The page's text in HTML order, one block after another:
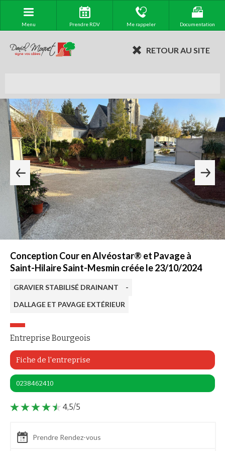
Menu Prendre RDV Me rappeler Documentation
RETOUR AU SITE
Conception Cour en Alvéostar® et Pavage à
Saint-Hilaire Saint-Mesmin créée le 23/10/2024
GRAVIER STABILISÉ DRAINANT
-
DALLAGE ET PAVAGE EXTÉRIEUR
Entreprise Bourgeois
Fiche de l'entreprise
0238462410
4,5/5
Prendre Rendez-vous